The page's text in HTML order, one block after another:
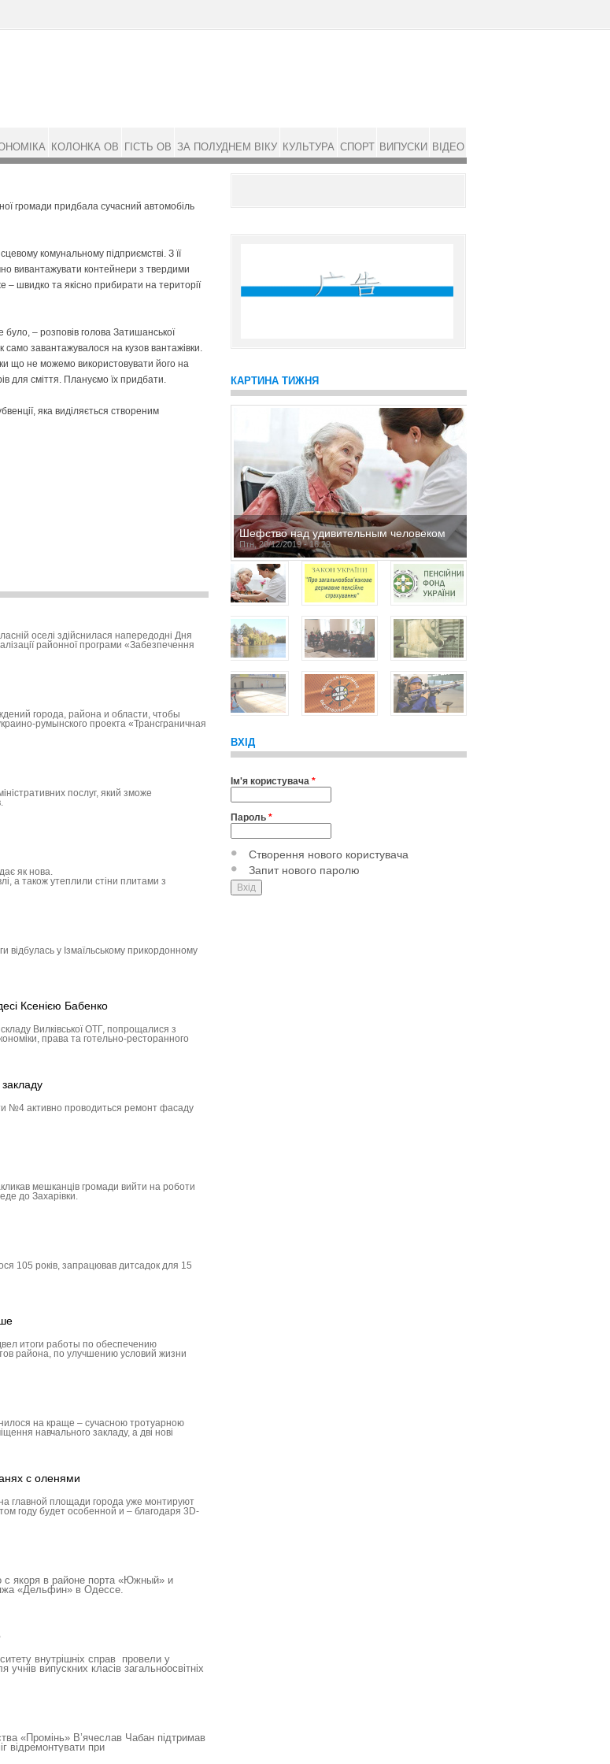
громади придбала сучасний автомобіль
комунальному підприємстві. З її
вивантажувати контейнери з твердими
– швидко та якісно прибирати на території
було, – розповів голова Затишанської
завантажувалося на кузов вантажівки.
що не можемо використовувати його на
для сміття. Плануємо їх придбати.
яка виділяється створеним
оселі здійснилася напередодні Дня
районної програми «Забезпечення
города, района и области, чтобы
румынского проекта «Трансграничная
послуг, який зможе
як нова.
а також утеплили стіни плитами з
відбулась у Ізмаїльському прикордонному
Ксенією Бабенко
Вилківської ОТГ, попрощалися з
права та готельно-ресторанного
№4 активно проводиться ремонт фасаду
мешканців громади вийти на роботи
до Захарівки.
105 років, запрацював дитсадок для 15
итоги работы по обеспечению
района, по улучшению условий жизни
на краще – сучасною тротуарною
навчального закладу, а дві нові
с оленями
главной площади города уже монтируют
году будет особенной и – благодаря 3D-
якоря в районе порта «Южный» и
«Дельфин» в Одессе.
внутрішніх справ провели у
випускних класів загальноосвітніх
«Промінь» В’ячеслав Чабан підтримав
відремонтувати при
КАРТИНА ТИЖНЯ
Шефство над удивительным человеком
Птн, 20/12/2019 - 16:29
ВХІД
Ім'я користувача *
Пароль *
Створення нового користувача
Запит нового паролю
КОЛОНКА ОВ ГІСТЬ ОВ ЗА ПОЛУДНЕМ ВІКУ КУЛЬТУРА СПОРТ ВИПУСКИ ВІДЕО